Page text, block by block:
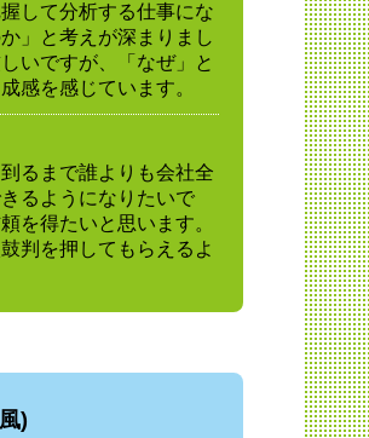
して分析する仕事にな
」と考えが深まりまし
いですが、「なぜ」と
感を感じています。
るまで誰よりも会社全
るようになりたいで
を得たいと思います。
判を押してもらえるよ
)